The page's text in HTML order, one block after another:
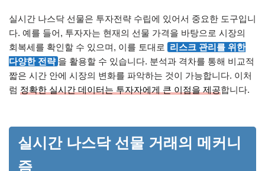
실시간 나스닥 선물은 투자전략 수립에 있어서 중요한 도구입니
다. 예를 들어, 투자자는 현재의 선물 가격을 바탕으로 시장의
회복세를 확인할 수 있으며, 이를 토대로
리스크 관리를 위한
다양한 전략 을 활용할 수 있습니다. 분석과 격차를 통해 비교적
짧은 시간 안에 시장의 변화를 파악하는 것이 가능합니다. 이처
럼 정확한 실시간 데이터는 투자자에게 큰 이점을 제공합니다.
실시간 나스닥 선물 거래의 메커니
즘